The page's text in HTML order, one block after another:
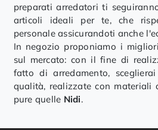
preparati arredatori ti
articoli ideali per te, che
personale assicurandoti anche
In negozio proponiamo i
sul mercato: con il fine di
fatto di arredamento,
qualità, realizzate con materiali
pure quelle Nidi.